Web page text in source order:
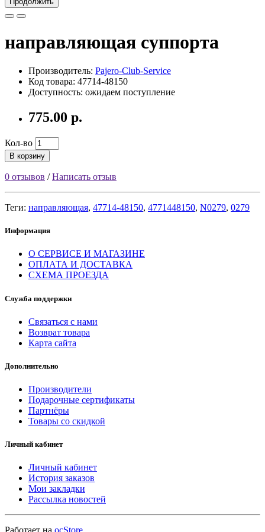
направляющая суппорта
Производитель: Pajero-Club-Service
Код товара: 47714-48150
Доступность: ожидаем поступление
775.00 р.
Кол-во
В корзину
0 отзывов /Написать отзыв
Теги: направляющая, 47714-48150, 4771448150, N0279, 0279
Информация
О СЕРВИСЕ И МАГАЗИНЕ
ОПЛАТА И ДОСТАВКА
СХЕМА ПРОЕЗДА
Служба поддержки
Связаться с нами
Возврат товара
Карта сайта
Дополнительно
Производители
Подарочные сертификаты
Партнёры
Товары со скидкой
Личный кабинет
Личный кабинет
История заказов
Мои закладки
Рассылка новостей